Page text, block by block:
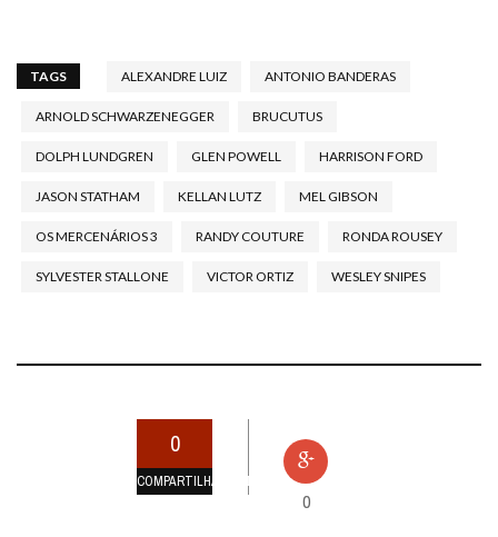
TAGS ALEXANDRE LUIZ ANTONIO BANDERAS
ARNOLD SCHWARZENEGGER BRUCUTUS
DOLPH LUNDGREN GLEN POWELL HARRISON FORD
JASON STATHAM KELLAN LUTZ MEL GIBSON
OS MERCENÁRIOS 3 RANDY COUTURE RONDA ROUSEY
SYLVESTER STALLONE VICTOR ORTIZ WESLEY SNIPES
0
COMPARTILHAMENTOS
0